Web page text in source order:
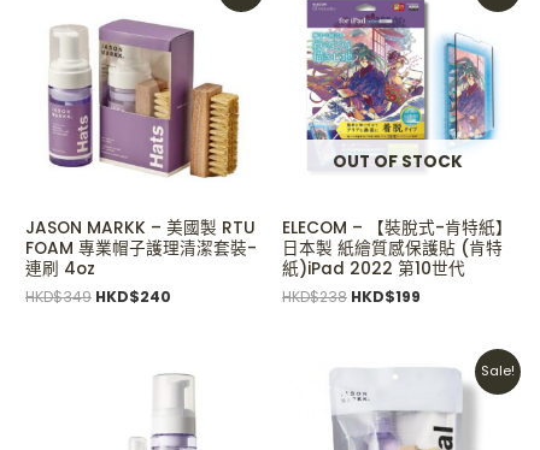
JASON MARKK – 美國製 RTU
FOAM 專業帽子護理清潔套裝-
連刷 4oz
HKD$349
was:
HKD$349.
HKD$240
HKD$240.
OUT OF STOCK
ELECOM – 【裝脫式-肯特紙】
日本製 紙繪質感保護貼 (肯特
紙)iPad 2022 第10世代
HKD$238
was:
HKD$238.
HKD$199
HKD$199.
Sale!
Original
was:
HKD$270.
Current
price
HKD$170.